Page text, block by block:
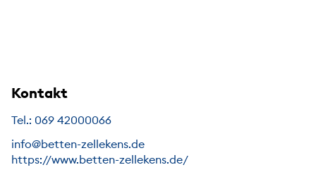
Kontakt
Tel.: 069 42000066
info@betten-zellekens.de
https://www.betten-zellekens.de/